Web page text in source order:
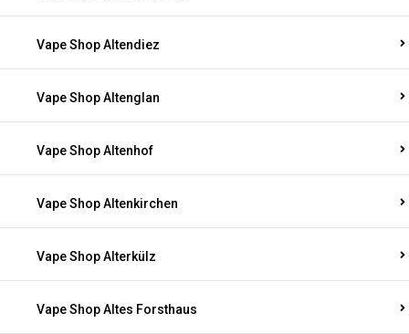
Vape Shop Altendiez
Vape Shop Altenglan
Vape Shop Altenhof
Vape Shop Altenkirchen
Vape Shop Alterkülz
Vape Shop Altes Forsthaus